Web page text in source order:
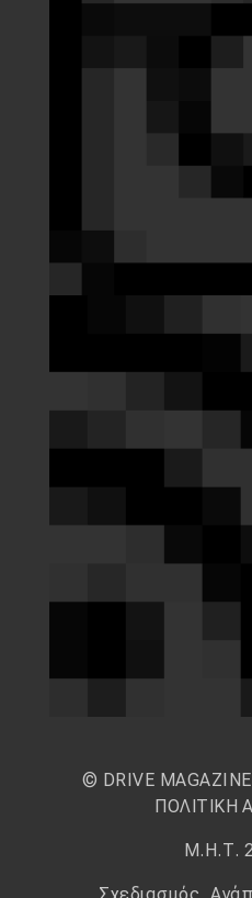
© DRIVE MAGAZINE
ΠΟΛΙΤΙΚΗ
Μ.Η.Τ.